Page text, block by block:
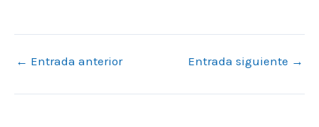
← Entrada anterior Entrada siguiente →